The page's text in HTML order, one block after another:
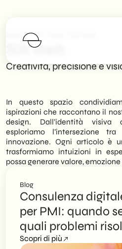
SHM Studio
Siti web
Creatività, precisione e
In questo spazio
ispirazioni che raccontano il
design. Dall’identità visiva
esploriamo l’intersezione
innovazione. Ogni articolo è
trasformiamo intuizioni in
possa generare valore,
Blog
Consulenza
per PMI: quando
quali problemi
scegliere il partner
Scopri di più